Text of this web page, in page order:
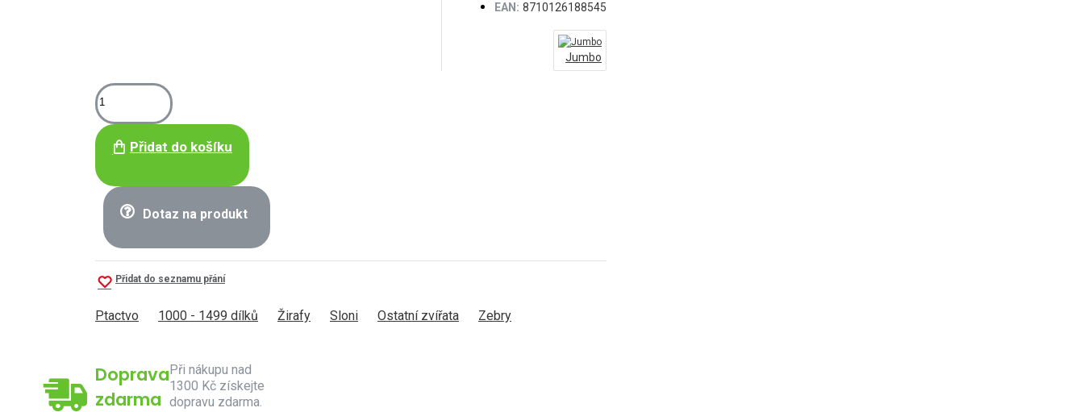
EAN: 8710126188545
Jumbo
Přidat do košíku
Dotaz na produkt
Přidat do seznamu přání
Ptactvo 1000 - 1499 dílků Žirafy Sloni Ostatní zvířata Zebry
Doprava
zdarma
Při nákupu nad
1300 Kč získejte
dopravu zdarma.